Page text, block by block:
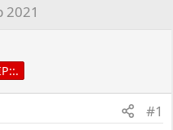
2021
#1